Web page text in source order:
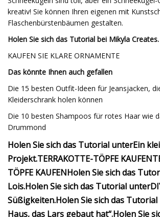
kreativ! Sie können Ihren eigenen mit
Flaschenbürstenbäumen gestalten.
Holen Sie sich das Tutorial bei Mikyla Creates.
KAUFEN SIE KLARE ORNAMENTE
Das könnte Ihnen auch gefallen
Die 15 besten Outfit-Ideen für Jeansjacken,
Kleiderschrank holen können
Die 10 besten Shampoos für rotes Haar wie
Drummond
Holen Sie sich das Tutorial unterEin
Projekt.TERRAKOTTE-TÖPFE KAUFEN
TÖPFE KAUFENHolen Sie sich das
Lois.Holen Sie sich das Tutorial unter
Süßigkeiten.Holen Sie sich das
Haus, das Lars gebaut hat“.Holen Sie